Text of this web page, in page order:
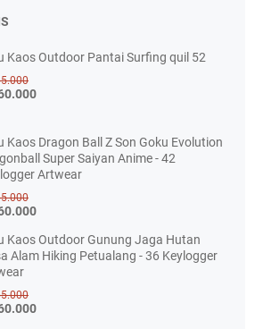
Kaos Outdoor Pantai Surfing quil 52
Kaos Dragon Ball Z Son Goku Evolution
Super Saiyan Anime - 42
Artwear
Kaos Outdoor Gunung Jaga Hutan
Alam Hiking Petualang - 36 Keylogger